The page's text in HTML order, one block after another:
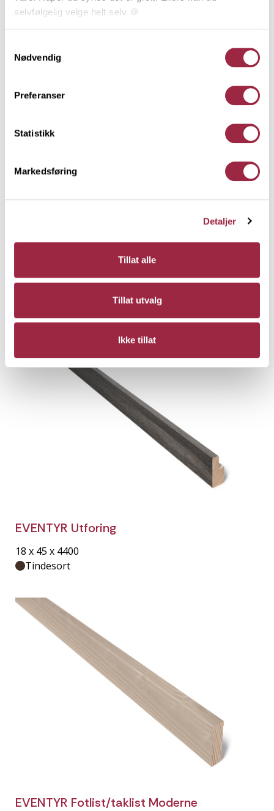
selvfølgelig velge helt selv 🍪
Nødvendig
Preferanser
Statistikk
Markedsføring
Detaljer
Tillat alle
Tillat utvalg
Ikke tillat
Tindesort
EVENTYR Fotlist/taklist Moderne
18 x 95
EVENTYR Utforing
18 x 45 x 4400
Tindesort
EVENTYR Fotlist/taklist Moderne